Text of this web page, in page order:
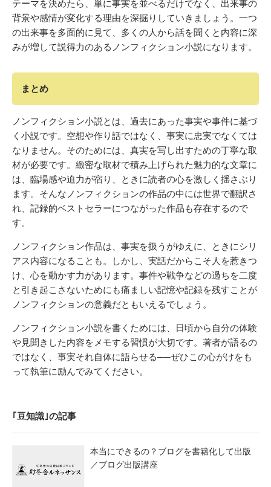
テーマを決めたら、単に事実を並べるだけでなく、出来事の
背景や感情が変化する理由を深掘りしていきましょう。一つ
の出来事を多面的に見て、多くの人から話を聞くと内容に深
みが増して説得力のあるノンフィクション小説になります。
まとめ
ノンフィクション小説とは、過去にあった事実や事件に基づ
く小説です。空想や作り話ではなく、事実に忠実でなくては
なりません。そのためには、真実を写し出すための丁寧な取
材が必要です。緻密な取材で積み上げられた魅力的な文章に
は、臨場感や迫力が宿り、ときに読者の心を激しく揺さぶり
ます。そんなノンフィクションの作品の中には世界で翻訳さ
れ、記録的ベストセラーにつながった作品も存在するので
す。
ノンフィクション作品は、事実を扱うがゆえに、ときにシリ
アス内容になることも。しかし、実話だからこそ人を惹きつ
け、心を動かす力があります。事件や戦争などの過ちを二度
と引き起こさないためにも痛ましい記憶や記録を残すことが
ノンフィクションの意義だともいえるでしょう。
ノンフィクション小説を書くためには、日頃から自分の体験
や見聞きした内容をメモする習慣が大切です。著者が語るの
ではなく、事実それ自体に語らせる──ぜひこの心がけをも
って執筆に励んでみてください。
｢豆知識｣の記事
本当にできるの？ブログを書籍化して出版
／ブログ出版講座